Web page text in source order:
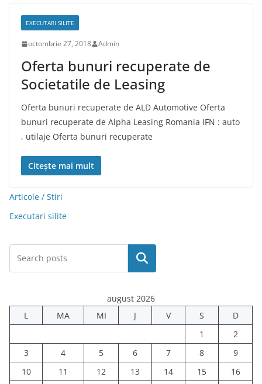
EXECUTARI SILITE
octombrie 27, 2018 Admin
Oferta bunuri recuperate de
Societatile de Leasing
Oferta bunuri recuperate de ALD Automotive Oferta
bunuri recuperate de Alpha Leasing Romania IFN : auto
, utilaje Oferta bunuri recuperate
Citește mai mult
Articole / Stiri
Executari silite
Caută
august 2026
L
MA MI J V S
D
1
2
3
4 5 6 7 8
9
10
11 12 13 14 15
16